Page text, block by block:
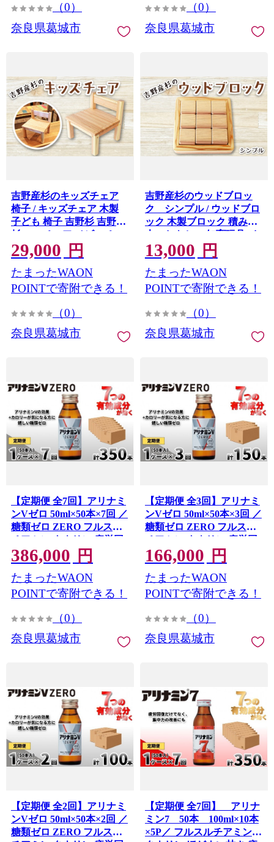
（0）
奈良県葛城市
【sugg001-2】
（0）
奈良県葛城市
吉野産杉のキッズチェア
椅子 / キッズチェア 木製
子ども 椅子 吉野杉 吉野産
杉 ローチェア ベビーチェ
ア 木のおもちゃ 知育家具
出産祝い 入園祝い 職人手
作り SUGGY スッギー 奈
良県 葛城市【sugg002】
29,000 円
たまったWAON
POINTで寄附できる！
（0）
奈良県葛城市
吉野産杉のウッドブロッ
ク シンプル / ウッドブロ
ック 木製ブロック 積み木
木のおもちゃ 知育玩具 イ
ンテリア雑貨 北欧風 ベビ
ーギフト 出産祝い フォト
プロップス ふるさと納税
手作り木工 SUGGY スッ
【sugg001-1】
13,000 円
たまったWAON
POINTで寄附できる！
（0）
奈良県葛城市
【定期便 全7回】アリナミ
ンVゼロ 50ml×50本×7回 ／
糖類ゼロ ZERO フルスル
チアミン タウリン 疲労回
復 予防 回復 リフレッシュ
頑張りたい 不調 疲れやす
い だるい 頭の疲れ エネル
ギー不足 集中 仕事 勉強 体
病中 病後 奈良県 葛城市
386,000 円
たまったWAON
POINTで寄附できる！
（0）
奈良県葛城市
【定期便 全3回】アリナミ
ンVゼロ 50ml×50本×3回 ／
糖類ゼロ ZERO フルスル
チアミン タウリン 疲労回
復 予防 回復 リフレッシュ
頑張りたい 不調 疲れやす
い だるい 頭の疲れ エネル
ギー不足 集中 仕事 勉強 体
病中 病後 奈良県 葛城市
166,000 円
たまったWAON
POINTで寄附できる！
（0）
奈良県葛城市
【定期便 全2回】アリナミ
ンVゼロ 50ml×50本×2回 ／
糖類ゼロ ZERO フルスル
【定期便 全7回】 アリナ
ミン7 50本 100ml×10本
×5P／ フルスルチアミン